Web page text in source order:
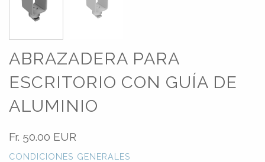
ABRAZADERA PARA
ESCRITORIO CON GUÍA DE
ALUMINIO
Fr. 50.00 EUR
CONDICIONES GENERALES